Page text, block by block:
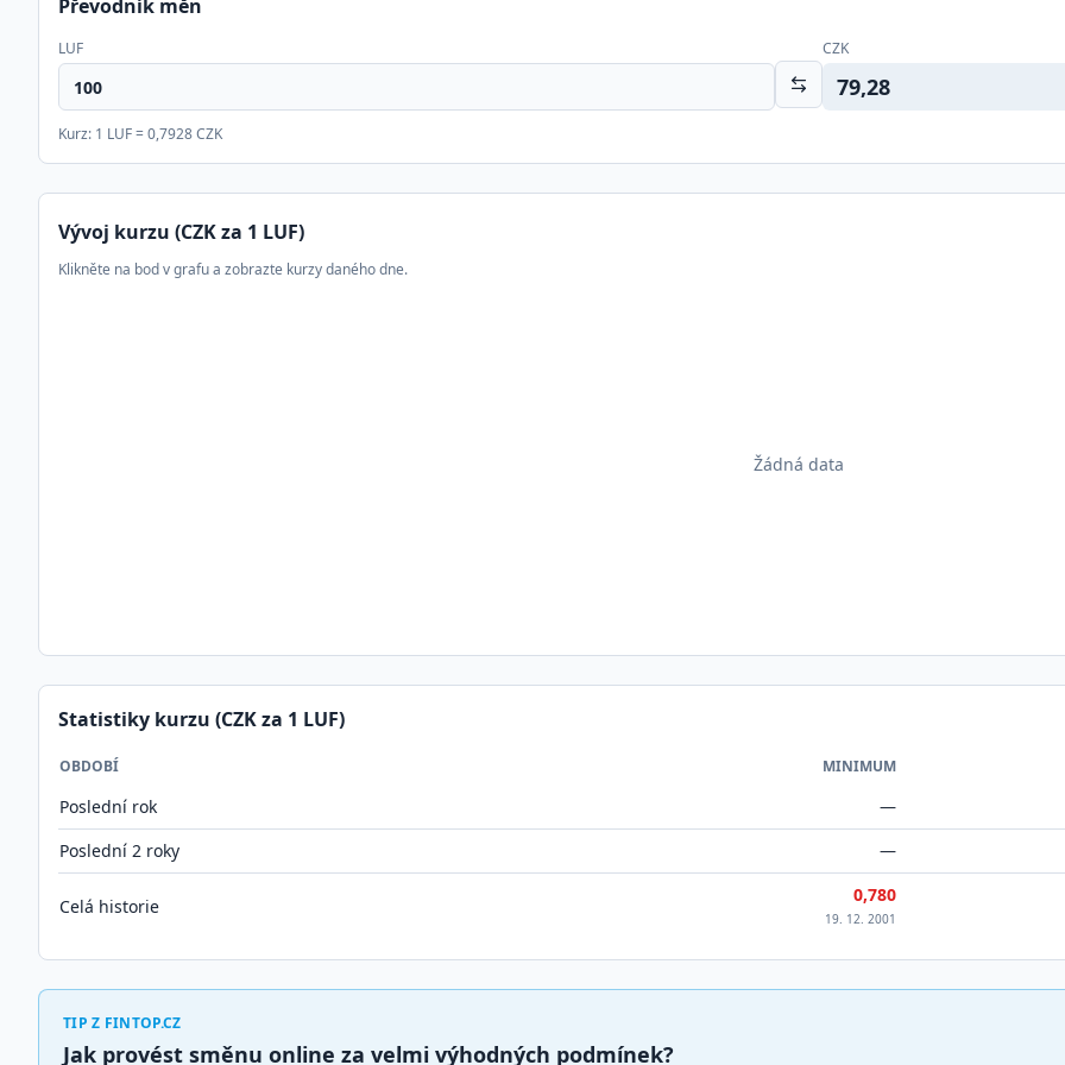
Převodník měn
LUF CZK
79,28
Kurz: 1 LUF=0,7928CZK
Vývoj kurzu (CZK za 1 LUF)
Klikněte na bod v grafu a zobrazte kurzy daného dne.
Žádná data
Statistiky kurzu (CZK za 1 LUF)
OBDOBÍ MINIMUM
Poslední rok —
Poslední 2 roky
—
Celá historie
0,780
19. 12. 2001
TIP Z FINTOP.CZ
Jak provést směnu online za velmi výhodných podmínek?